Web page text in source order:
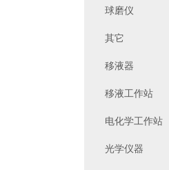
球磨仪
其它
移液器
移液工作站
电化学工作站
光学仪器